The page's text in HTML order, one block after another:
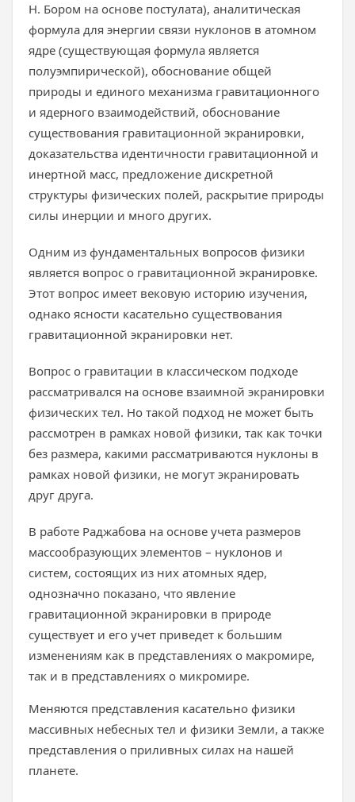
Н. Бором на основе постулата), аналитическая
формула для энергии связи нуклонов в атомном
ядре (существующая формула является
полуэмпирической), обоснование общей
природы и единого механизма гравитационного
и ядерного взаимодействий, обоснование
существования гравитационной экранировки,
доказательства идентичности гравитационной и
инертной масс, предложение дискретной
структуры физических полей, раскрытие природы
силы инерции и много других.
Одним из фундаментальных вопросов физики
является вопрос о гравитационной экранировке.
Этот вопрос имеет вековую историю изучения,
однако ясности касательно существования
гравитационной экранировки нет.
Вопрос о гравитации в классическом подходе
рассматривался на основе взаимной экранировки
физических тел. Но такой подход не может быть
рассмотрен в рамках новой физики, так как точки
без размера, какими рассматриваются нуклоны в
рамках новой физики, не могут экранировать
друг друга.
В работе Раджабова на основе учета размеров
массообразующих элементов – нуклонов и
систем, состоящих из них атомных ядер,
однозначно показано, что явление
гравитационной экранировки в природе
существует и его учет приведет к большим
изменениям как в представлениях о макромире,
так и в представлениях о микромире.
Меняются представления касательно физики
массивных небесных тел и физики Земли, а также
представления о приливных силах на нашей
планете.